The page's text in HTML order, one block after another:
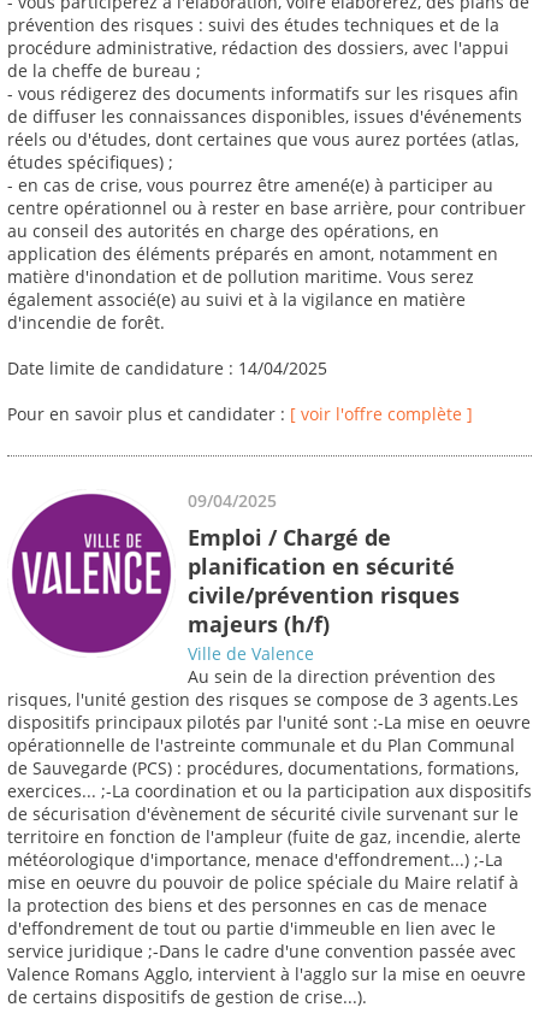
prévention des risques : suivi des études techniques et de la
procédure administrative, rédaction des dossiers, avec l'appui
de la cheffe de bureau ;
- vous rédigerez des documents informatifs sur les risques afin
de diffuser les connaissances disponibles, issues d'événements
réels ou d'études, dont certaines que vous aurez portées (atlas,
études spécifiques) ;
- en cas de crise, vous pourrez être amené(e) à participer au
centre opérationnel ou à rester en base arrière, pour contribuer
au conseil des autorités en charge des opérations, en
application des éléments préparés en amont, notamment en
matière d'inondation et de pollution maritime. Vous serez
également associé(e) au suivi et à la vigilance en matière
d'incendie de forêt.
Date limite de candidature : 14/04/2025
Pour en savoir plus et candidater : [ voir l'offre complète ]
09/04/2025
Emploi / Chargé de
planification en sécurité
civile/prévention risques
majeurs (h/f)
Ville de Valence
Au sein de la direction prévention des
risques, l'unité gestion des risques se compose de 3 agents.Les
dispositifs principaux pilotés par l'unité sont :-La mise en oeuvre
opérationnelle de l'astreinte communale et du Plan Communal
de Sauvegarde (PCS) : procédures, documentations, formations,
exercices... ;-La coordination et ou la participation aux dispositifs
de sécurisation d'évènement de sécurité civile survenant sur le
territoire en fonction de l'ampleur (fuite de gaz, incendie, alerte
météorologique d'importance, menace d'effondrement...) ;-La
mise en oeuvre du pouvoir de police spéciale du Maire relatif à
la protection des biens et des personnes en cas de menace
d'effondrement de tout ou partie d'immeuble en lien avec le
service juridique ;-Dans le cadre d'une convention passée avec
Valence Romans Agglo, intervient à l'agglo sur la mise en oeuvre
de certains dispositifs de gestion de crise...).